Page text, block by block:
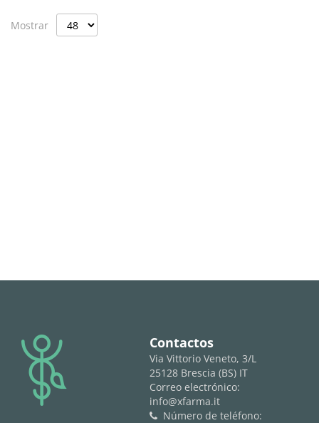
Mostrar
logo Contactos
Via Vittorio Veneto, 3/L
25128 Brescia (BS) IT
Correo electrónico:
info@xfarma.it
phone
Número de teléfono: